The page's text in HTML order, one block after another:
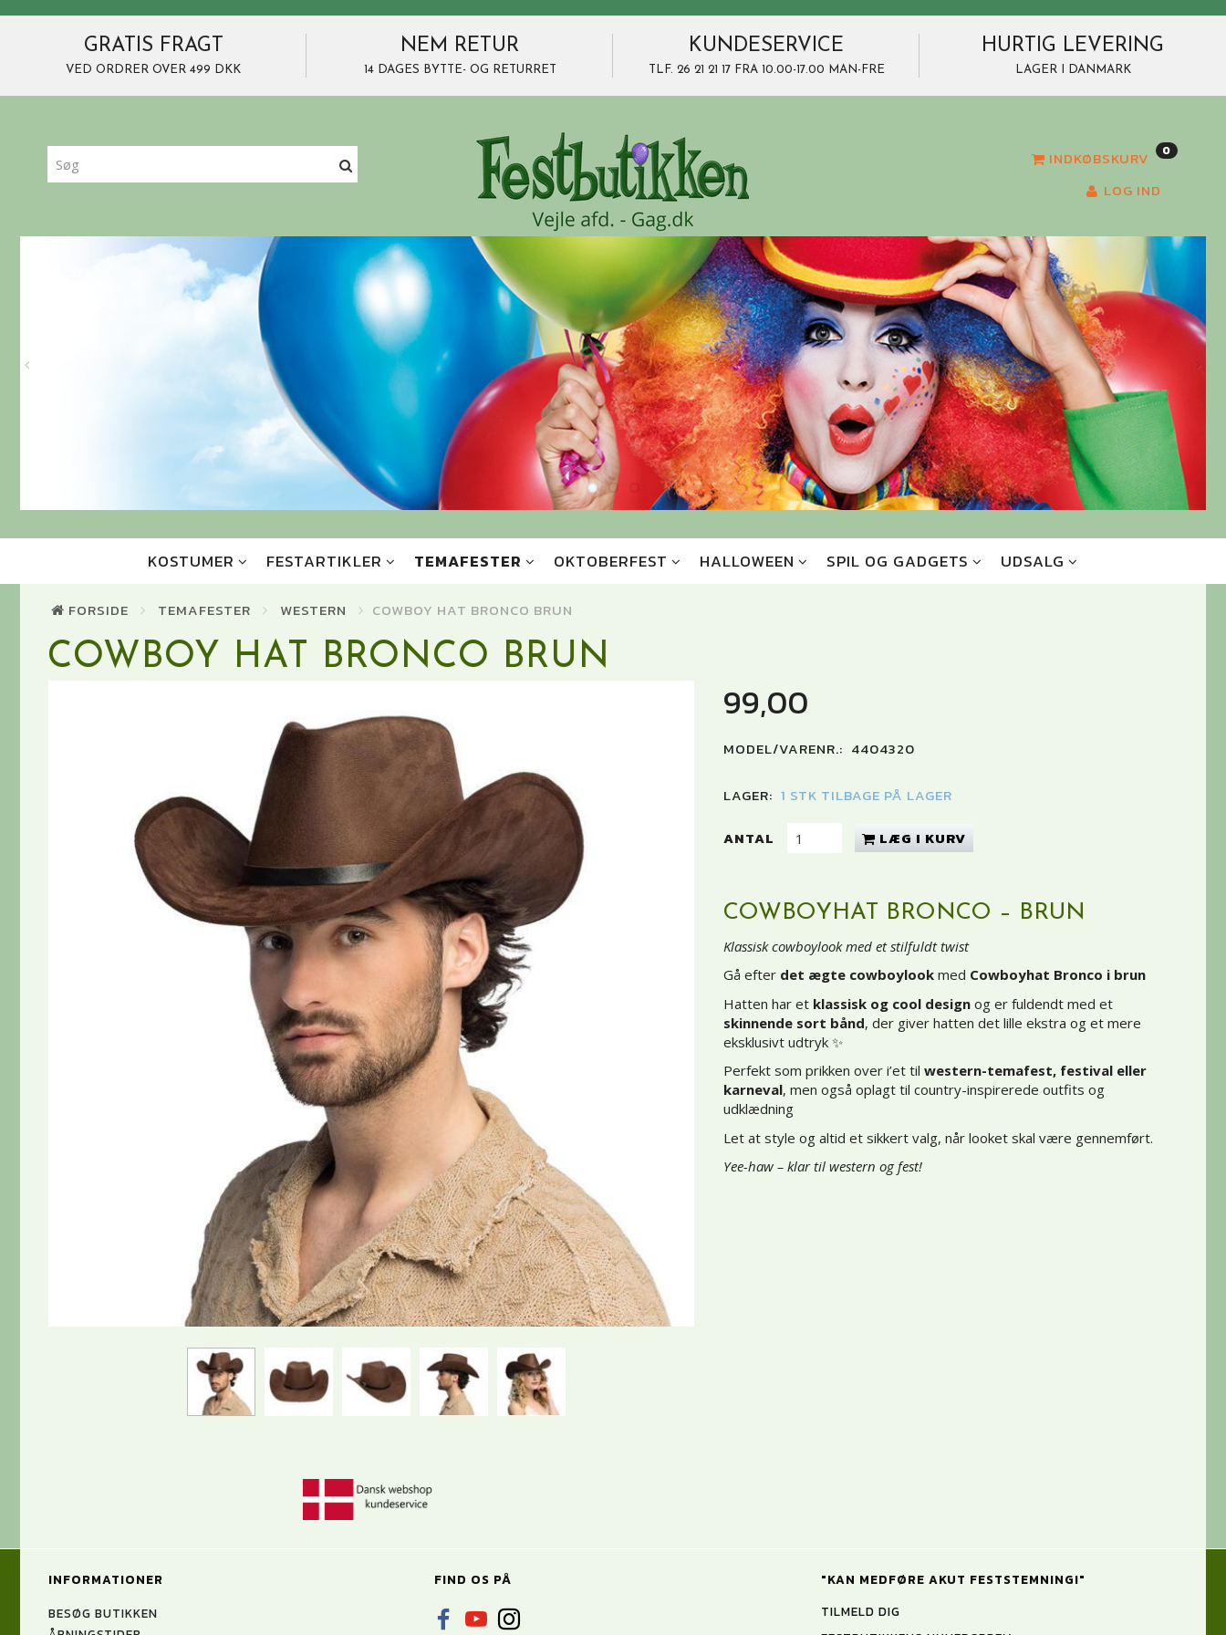
GRATIS FRAGT
VED ORDRER OVER 499 DKK
NEM RETUR
14 DAGES BYTTE- OG RETURRET
KUNDESERVICE
TLF. 26 21 21 17 FRA 10.00-17.00 MAN-FRE
HURTIG LEVERING
LAGER I DANMARK
INDKØBSKURV 0
LOG IND
KOSTUMER FESTARTIKLER TEMAFESTER OKTOBERFEST HALLOWEEN SPIL OG GADGETS UDSALG
FORSIDE TEMAFESTER WESTERN COWBOY HAT BRONCO BRUN
COWBOY HAT BRONCO BRUN
99,00
MODEL/VARENR.: 4404320
LAGER: 1 STK TILBAGE PÅ LAGER
ANTAL LÆG I KURV
COWBOYHAT BRONCO – BRUN
Klassisk cowboylook med et stilfuldt twist
Gå efter det ægte cowboylookmed Cowboyhat Bronco i brun
Hatten har et klassisk og cool designog er fuldendt med et
skinnende sort bånd, der giver hatten det lille ekstra og et mere
eksklusivt udtryk ✨
Perfekt som prikken over i’et til western-temafest, festival eller
karneval, men også oplagt til country-inspirerede outfits og
udklædning
Let at style og altid et sikkert valg, når looket skal være gennemført.
Yee-haw – klar til western og fest!
INFORMATIONER
BESØG BUTIKKEN
FIND OS PÅ
"KAN MEDFØRE AKUT FESTSTEMNING!"
TILMELD DIG